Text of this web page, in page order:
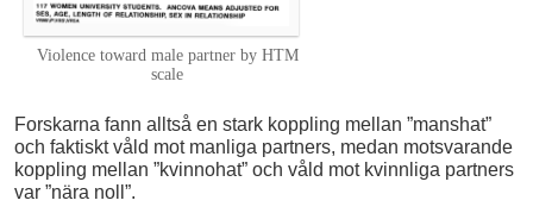
Violence toward male partner by HTM
scale
Forskarna fann alltså en stark koppling mellan ”manshat”
och faktiskt våld mot manliga partners, medan motsvarande
koppling mellan ”kvinnohat” och våld mot kvinnliga partners
var ”nära noll”.